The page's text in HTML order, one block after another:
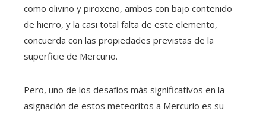
como olivino y piroxeno, ambos con bajo contenido
de hierro, y la casi total falta de este elemento,
concuerda con las propiedades previstas de la
superficie de Mercurio.
Pero, uno de los desafíos más significativos en la
asignación de estos meteoritos a Mercurio es su